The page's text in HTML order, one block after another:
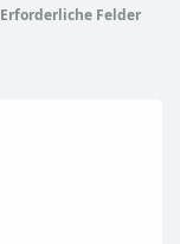
Erforderliche Felder